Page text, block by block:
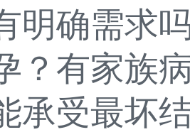
确需求
有家族病
受最坏结